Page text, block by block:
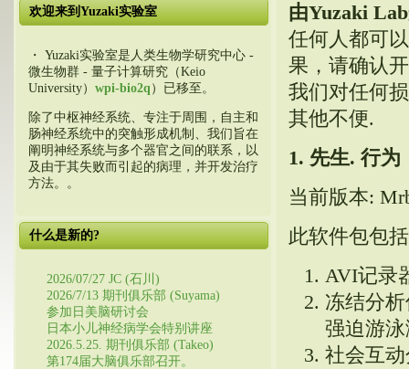
欢迎来到Yuzaki实验室
・ Yuzaki实验室是人类生物学研究中心 -
微生物群 - 量子计算研究（Keio
University） wpi-bio2q ）已移至。
除了中枢神经系统、专注于周围，自主和
肠神经系统中的突触形成机制、我们旨在
阐明神经系统与多个器官之间的联系，以
及由于其失败而引起的病理，并开发治疗
方法。。
什么是新的?
2026/07/27 JC (石川)
2026/7/13 期刊俱乐部 (Suyama)
参加日美脑研讨会
日本小儿神经病学会特别讲座
2026.5.25. 期刊俱乐部 (Takeo)
第174届大脑俱乐部召开。
由Yuzaki
任何人都可
果，请确认
我们对任何
其他不便.
1. 先生. 行为
当前版本:
此软件包包
AVI记录
冻结分
强迫游
社会互